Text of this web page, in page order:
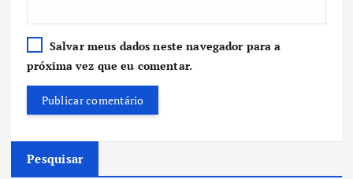
Salvar meus dados neste navegador para a
próxima vez que eu comentar.
Pesquisar